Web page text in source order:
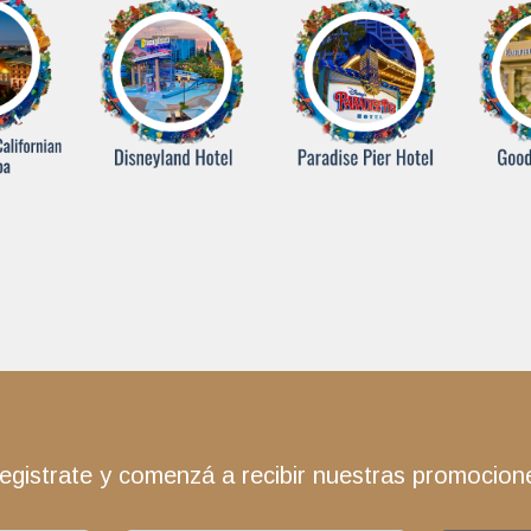
y comenzá a recibir nuestras